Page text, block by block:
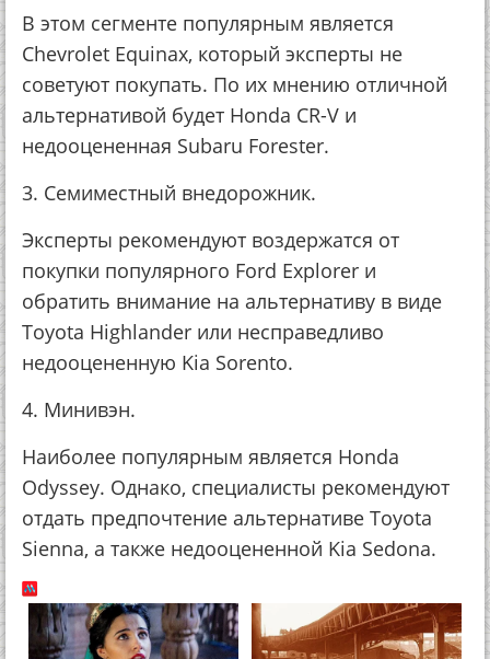
В этом сегменте популярным является
Chevrolet Equinax, который эксперты не
советуют покупать. По их мнению отличной
альтернативой будет Honda CR-V и
недооцененная Subaru Forester.
3. Семиместный внедорожник.
Эксперты рекомендуют воздержатся от
покупки популярного Ford Explorer и
обратить внимание на альтернативу в виде
Toyota Highlander или несправедливо
недооцененную Kia Sorento.
4. Минивэн.
Наиболее популярным является Honda
Odyssey. Однако, специалисты рекомендуют
отдать предпочтение альтернативе Toyota
Sienna, а также недооцененной Kia Sedona.